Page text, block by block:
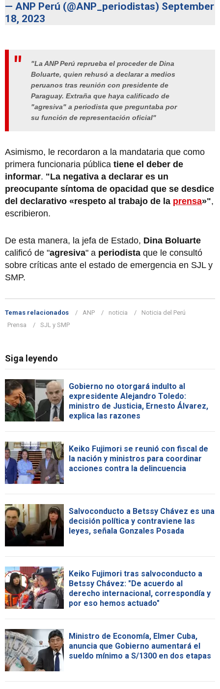
— ANP Perú (@ANP_periodistas) September
18, 2023
"La ANP Perú reprueba el proceder de Dina
Boluarte, quien rehusó a declarar a medios
peruanos tras reunión con presidente de
Paraguay. Extraña que haya calificado de
"agresiva" a periodista que preguntaba por
su función de representación oficial"
Asimismo, le recordaron a la mandataria que como
primera funcionaria pública tiene el deber de
informar. "La negativa a declarar es un
preocupante síntoma de opacidad que se desdice
del declarativo «respeto al trabajo de la prensa»",
escribieron.
De esta manera, la jefa de Estado, Dina Boluarte
calificó de "agresiva" a periodista que le consultó
sobre críticas ante el estado de emergencia en SJL y
SMP.
Temas relacionados ANP noticia
Noticia del Perú
Prensa
SJL y SMP
Siga leyendo
Gobierno no otorgará indulto al
expresidente Alejandro Toledo:
ministro de Justicia, Ernesto Álvarez,
explica las razones
Keiko Fujimori se reunió con fiscal de
la nación y ministros para coordinar
acciones contra la delincuencia
Salvoconducto a Betssy Chávez es una
decisión política y contraviene las
leyes, señala Gonzales Posada
Keiko Fujimori tras salvoconducto a
Betssy Chávez: "De acuerdo al
derecho internacional, correspondía y
por eso hemos actuado"
Ministro de Economía, Elmer Cuba,
anuncia que Gobierno aumentará el
sueldo mínimo a S/1300 en dos etapas